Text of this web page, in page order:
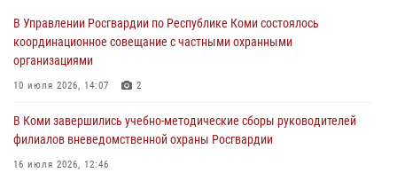
по спортивному самбо
03 августа 2026, 12:07 5
В Коми росгвардейцы информируют граждан об изменениях в
законодательстве в сфере оборота оружия и продолжают изымать
02 августа 2026, 06:17
В Койгородском районе местный житель обратился в Росгвардию
В Управлении Росгвардии по Республике Коми состоялось
координационное совещание с частными охранными
организациями
10 июля 2026, 14:07 2
В Коми завершились учебно-методические сборы руководителей
филиалов вневедомственной охраны Росгвардии
16 июля 2026, 12:46